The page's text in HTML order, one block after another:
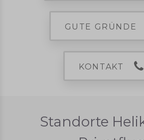
GUTE GRÜNDE
KONTAKT
Standorte